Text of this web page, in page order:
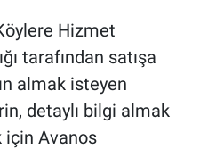
Hizmet
tarafından satışa
almak isteyen
detaylı bilgi almak
için Avanos